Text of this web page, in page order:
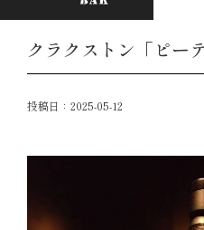
クラクストン「ピー
投稿日： 2025-05-12